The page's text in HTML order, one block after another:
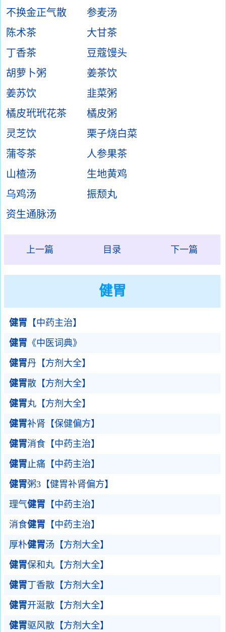
不换金正气散
参麦汤
陈术茶
大甘茶
丁香茶
豆蔻馒头
胡萝卜粥
姜茶饮
姜苏饮
韭菜粥
橘皮玳玳花茶
橘皮粥
灵芝饮
栗子烧白菜
蒲苓茶
人参果茶
山楂汤
生地黄鸡
乌鸡汤
振颓丸
资生通脉汤
上一篇 目录 下一篇
健胃
健胃 【中药主治】
健胃 《中医词典》
健胃丹【方剂大全】
健胃散【方剂大全】
健胃丸【方剂大全】
健胃补肾【保健偏方】
健胃消食【中药主治】
健胃止痛【中药主治】
健胃粥3【健胃补肾偏方】
理气健胃 【中药主治】
消食健胃 【中药主治】
厚朴健胃汤【方剂大全】
健胃保和丸【方剂大全】
健胃丁香散【方剂大全】
健胃开涎散【方剂大全】
健胃驱风散【方剂大全】